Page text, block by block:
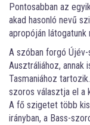
Pontosabban az
akad hasonló nevű
apropóján látogatunk
A szóban forgó
Ausztráliához, annak
Tasmaniához
szoros választja el a
A fő szigetet több
irányban, a Bass-